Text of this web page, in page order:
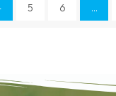
5 6 ...